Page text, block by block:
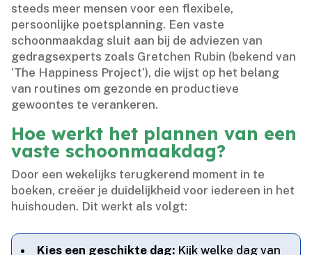
steeds meer mensen voor een flexibele,
persoonlijke poetsplanning.​ Een vaste
schoonmaakdag sluit aan bij de adviezen van
gedragsexperts zoals Gretchen Rubin (bekend van
‘The Happiness Project’), die wijst op het belang
van routines om gezonde en productieve
gewoontes te verankeren.​
Hoe werkt het plannen van een
vaste schoonmaakdag?
Door een wekelijks terugkerend moment in te
boeken, creëer je duidelijkheid voor iedereen in het
huishouden.​ Dit werkt als volgt:
Kies een geschikte dag: Kijk welke dag van